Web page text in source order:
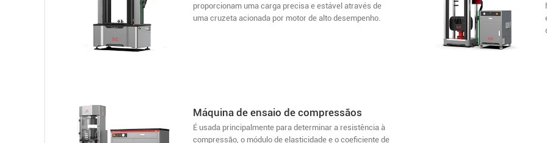
proporcionam uma carga precisa e estável através de
uma cruzeta acionada por motor de alto desempenho.
Máquina de ensaio de compressãos
É usada principalmente para determinar a resistência à
compressão, o módulo de elasticidade e o coeficiente de